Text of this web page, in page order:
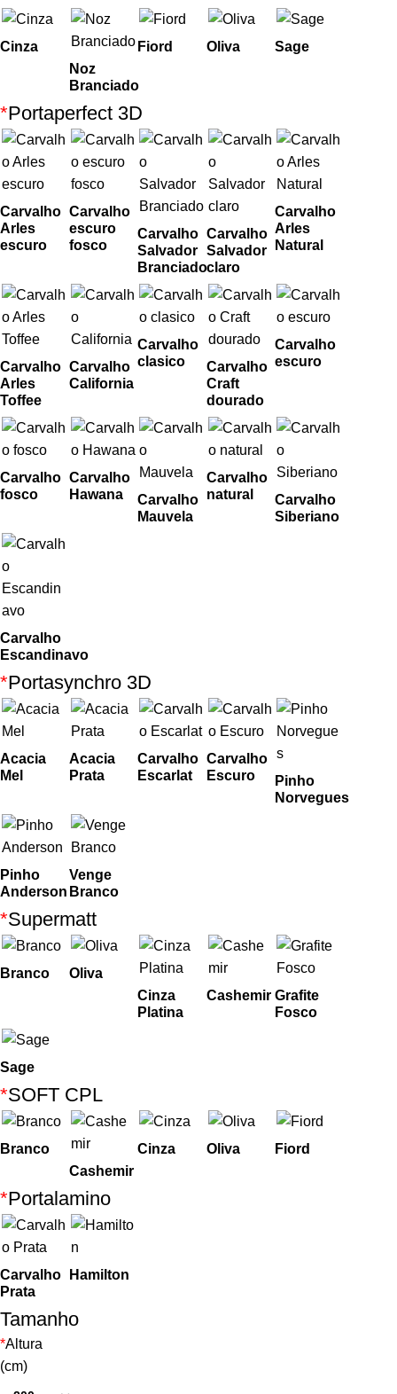
Cinza
Noz
Branciado
Fiord Oliva Sage
*Portaperfect 3D
Carvalho
Arles
escuro
Carvalho
escuro
fosco
Carvalho
Salvador
Branciado
Carvalho
Salvador
claro
Carvalho
Arles
Natural
Carvalho
Arles
Toffee
Carvalho
California
Carvalho
clasico
Carvalho
Craft
dourado
Carvalho
escuro
Carvalho
fosco
Carvalho
Hawana
Carvalho
Mauvela
Carvalho
natural
Carvalho
Siberiano
Carvalho
Escandinavo
*Portasynchro 3D
Acacia
Mel
Acacia
Prata
Carvalho
Escarlat
Carvalho
Escuro
Pinho
Norvegues
Pinho
Anderson
Venge
Branco
*Supermatt
Branco
Oliva
Cinza
Platina
Cashemir Grafite
Fosco
Sage
*SOFT CPL
Branco
Cashemir
Cinza Oliva Fiord
*Portalamino
Carvalho
Prata
Hamilton
Tamanho
*Altura
(cm)